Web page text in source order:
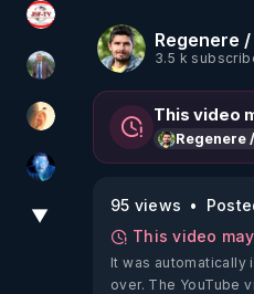
JSF - TV
Nicolas BOUVIER
La Puce à l'oreille
AH2020
▼
Regenere
3.5 k
This video
Regenere
95 views
This video
It was automatically
over. The YouTube